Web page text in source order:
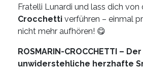
Fratelli Lunardi und lass dich von
Crocchetti verführen – einmal
nicht mehr aufhören! 😋
ROSMARIN-CROCCHETTI – Der
unwiderstehliche herzhafte